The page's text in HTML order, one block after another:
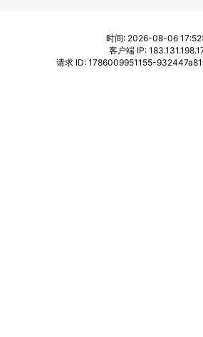
时间: 2026-08-06
客户端 IP:
请求 ID: 1786009951155-